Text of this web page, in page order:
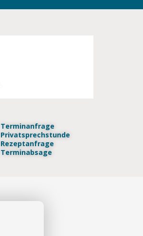
Terminanfrage
Privatsprechstunde
Rezeptanfrage
Terminabsage